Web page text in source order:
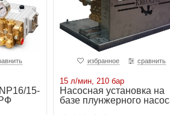
15-
избранное сравнить
15 л/мин, 210 бар
Насосная установка на
базе плунжерного